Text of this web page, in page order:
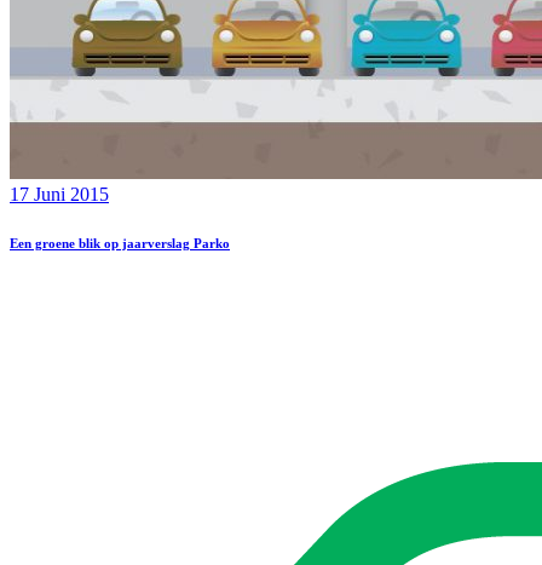
17 Juni 2015
Een groene blik op jaarverslag Parko